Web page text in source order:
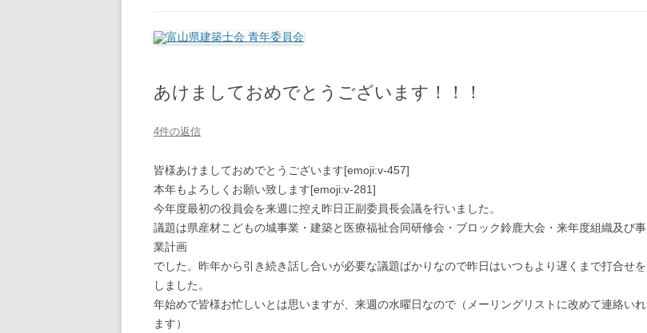
あけましておめでとうございます！！！
4件の返信
皆様あけましておめでとうございます[emoji:v-457]
本年もよろしくお願い致します[emoji:v-281]
今年度最初の役員会を来週に控え昨日正副委員長会議を行いました。
議題は県産材こどもの城事業・建築と医療福祉合同研修会・ブロック鈴鹿大会・来年度組織及び事
業計画
でした。昨年から引き続き話し合いが必要な議題ばかりなので昨日はいつもより遅くまで打合せを
しました。
年始めで皆様お忙しいとは思いますが、来週の水曜日なので（メーリングリストに改めて連絡いれ
ます）